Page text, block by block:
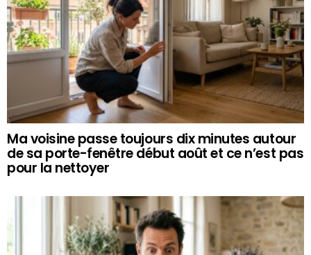
Ma voisine passe toujours dix minutes autour
de sa porte-fenêtre début août et ce n’est pas
pour la nettoyer